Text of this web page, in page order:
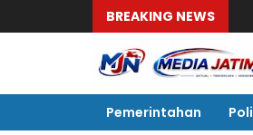
BREAKING NEWS
Pemerintahan